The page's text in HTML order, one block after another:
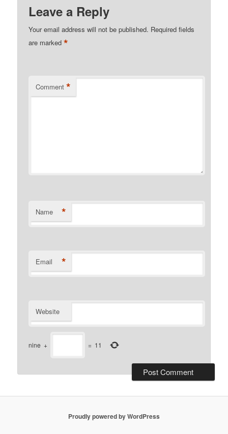
Leave a Reply
Your email address will not be published. Required fields
are marked*
Comment *
Name *
Email *
Website
nine + = 11
Proudly powered by WordPress